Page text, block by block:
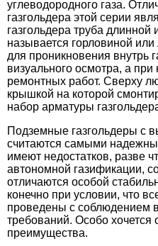
углеводородного газа.
газгольдера этой серии
газгольдера труба
называется горловиной
для проникновения внутрь
визуального осмотра, а
ремонтных работ. Сверху
крышкой на которой
набор арматуры
Подземные газгольдеры с
считаются самыми
имеют недостатков, разве
автономной газификации,
отличаются особой
конечно при условии, что
проведены с соблюдением
требований. Особо хочется
преимущества.